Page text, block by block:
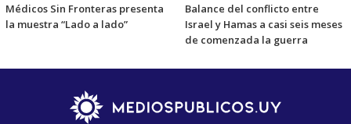
Médicos Sin Fronteras presenta
la muestra “Lado a lado”
Balance del conflicto entre
Israel y Hamas a casi seis meses
de comenzada la guerra